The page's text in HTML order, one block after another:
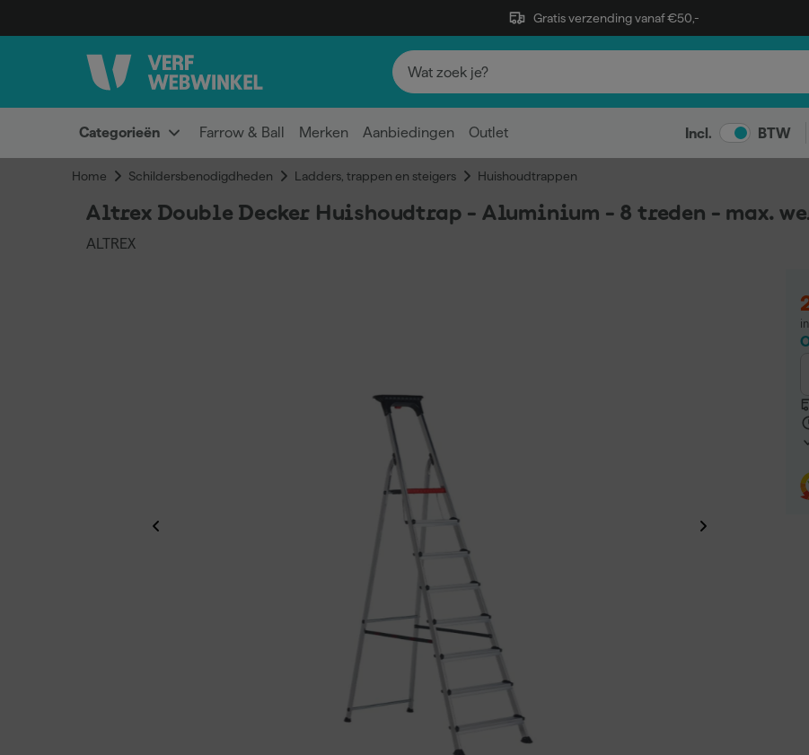
Gratis verzending vanaf €50,-
Categorieën Farrow & Ball Merken Aanbiedingen Outlet Incl. BTW
Home Schildersbenodigdheden Ladders, trappen en steigers Huishoudtrappen
Altrex Double Decker Huishoudtrap - Aluminium - 8 treden - max.
ALTREX